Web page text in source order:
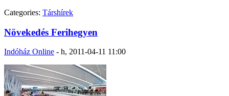
Categories: Társhírek
Növekedés Ferihegyen
Indóház Online - h, 2011-04-11 11:00